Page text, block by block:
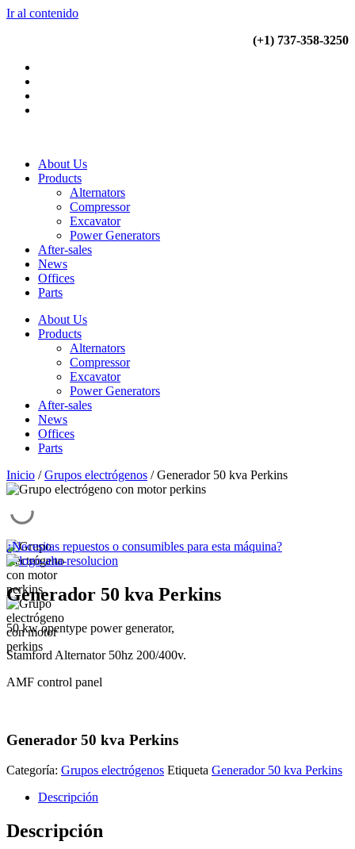
Ir al contenido
(+1) 737-358-3250
About Us
Products
Alternators
Compressor
Excavator
Power Generators
After-sales
News
Offices
Parts
About Us
Products
Alternators
Compressor
Excavator
Power Generators
After-sales
News
Offices
Parts
Inicio /Grupos electrógenos / Generador 50 kva Perkins
¿Necesitas repuestos o consumibles para esta máquina?
Generador 50 kva Perkins
50 kw opentype power generator,
Stamford Alternator 50hz 200/400v.
AMF control panel
Generador 50 kva Perkins
Categoría: Grupos electrógenos Etiqueta Generador 50 kva Perkins
Descripción
Descripción